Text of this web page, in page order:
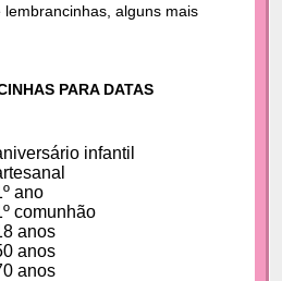
lembrancinhas, alguns mais
PARA DATAS
infantil
ano
comunhão
anos
anos
anos